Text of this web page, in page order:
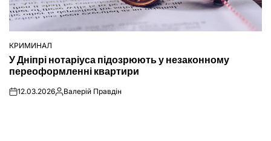
ОПУБЛІКУВАТИ
У
КРИМИНАЛ
У Дніпрі нотаріуса підозрюють у незаконному
переоформленні квартири
on12.03.2026Опубліковано
Валерій Правдін